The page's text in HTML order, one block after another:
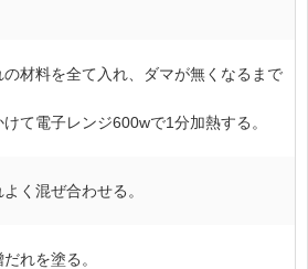
材料を全て入れ、ダマが無くなるまで
て電子レンジ600wで1分加熱する。
く混ぜ合わせる。
れを塗る。